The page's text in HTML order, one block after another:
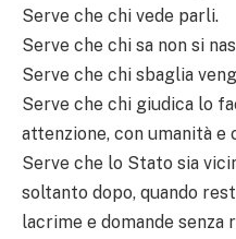
Serve che chi vede parli.
Serve che chi sa non si
Serve che chi sbaglia
Serve che chi giudica lo
attenzione, con umanità e
Serve che lo Stato sia
soltanto dopo, quando
lacrime e domande senza